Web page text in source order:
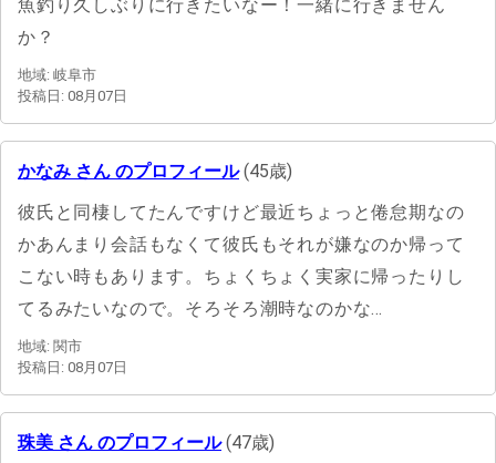
魚釣り久しぶりに行きたいなー！一緒に行きません
か？
地域: 岐阜市
投稿日: 08月07日
かなみ さん のプロフィール(45歳)
彼氏と同棲してたんですけど最近ちょっと倦怠期なの
かあんまり会話もなくて彼氏もそれが嫌なのか帰って
こない時もあります。ちょくちょく実家に帰ったりし
てるみたいなので。そろそろ潮時なのかな…
地域: 関市
投稿日: 08月07日
珠美 さん のプロフィール(47歳)